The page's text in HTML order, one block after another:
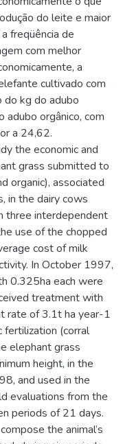
do leite e maior
freqüência de
com melhor
a
cultivado com
do kg do adubo
adubo orgânico, com
a 24,62.
the economic and
grass submitted to
organic), associated
in the dairy cows
three interdependent
use of the chopped
cost of milk
In October 1997,
0.325ha each were
treatment with
rate of 3.1t ha year-1
fertilization (corral
elephant grass
height, in the
and used in the
evaluations from the
periods of 21 days.
the animal’s